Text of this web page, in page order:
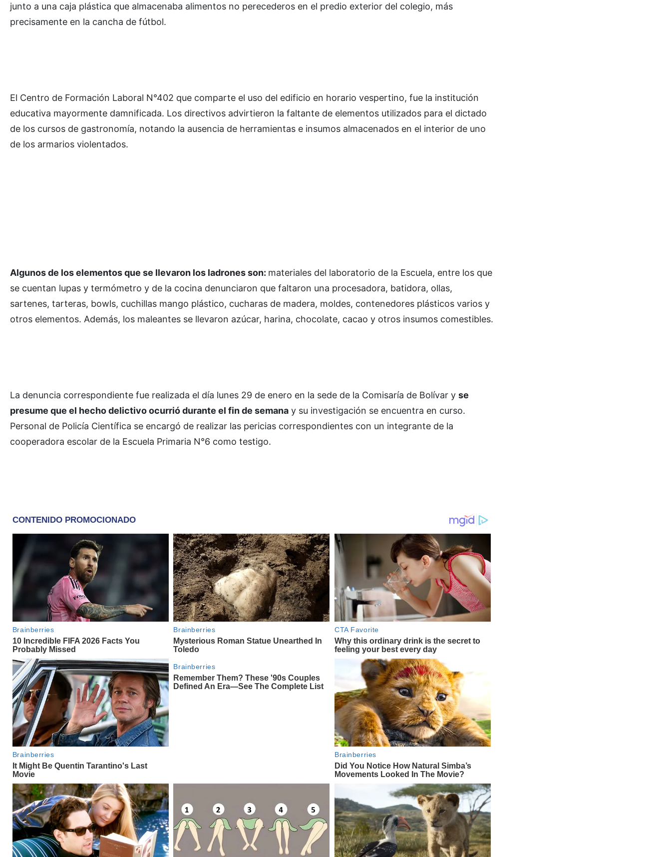
junto a una caja plástica que almacenaba alimentos no perecederos en el predio exterior del colegio, más
precisamente en la cancha de fútbol.
El Centro de Formación Laboral N°402 que comparte el uso del edificio en horario vespertino, fue la institución
educativa mayormente damnificada. Los directivos advirtieron la faltante de elementos utilizados para el dictado
de los cursos de gastronomía, notando la ausencia de herramientas e insumos almacenados en el interior de uno
de los armarios violentados.
Algunos de los elementos que se llevaron los ladrones son: materiales del laboratorio de la Escuela, entre los que
se cuentan lupas y termómetro y de la cocina denunciaron que faltaron una procesadora, batidora, ollas,
sartenes, tarteras, bowls, cuchillas mango plástico, cucharas de madera, moldes, contenedores plásticos varios y
otros elementos. Además, los maleantes se llevaron azúcar, harina, chocolate, cacao y otros insumos comestibles.
La denuncia correspondiente fue realizada el día lunes 29 de enero en la sede de la Comisaría de Bolívar y se
presume que el hecho delictivo ocurrió durante el fin de semana y su investigación se encuentra en curso.
Personal de Policía Científica se encargó de realizar las pericias correspondientes con un integrante de la
cooperadora escolar de la Escuela Primaria N°6 como testigo.